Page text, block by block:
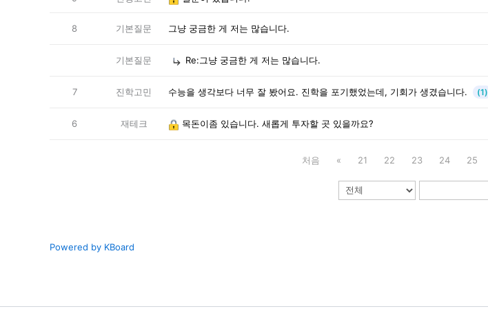
8 기본질문 그냥 궁금한 게 저는 많습니다.
기본질문 Re:그냥 궁금한 게 저는 많습니다.
7 진학고민 수능을 생각보다 너무 잘 봤어요. 진학을 포기했었는데, 기회가 생겼습니다. (1)
6 재테크 목돈이좀 있습니다. 새롭게 투자할 곳 있을까요?
처음 « 21 22 23 24 25
Powered by KBoard